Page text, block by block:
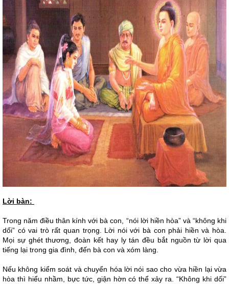
Lời bàn:
Trong năm điều thân kính với bà con, “nói lời hiền hòa” và “không khi
dối” có vai trò rất quan trọng. Lời nói với bà con phải hiền và hòa.
Mọi sự ghét thương, đoàn kết hay ly tán đều bắt nguồn từ lời qua
tiếng lại trong gia đình, đến bà con và xóm làng.
Nếu không kiểm soát và chuyển hóa lời nói sao cho vừa hiền lại vừa
hòa thì hiểu nhầm, bực tức, giận hờn có thể xảy ra. “Không khi dối”